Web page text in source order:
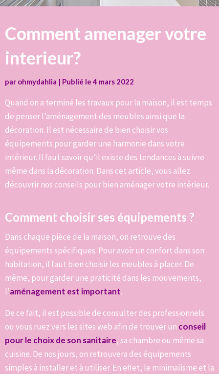
Comment amenager votre
interieur?
par ohmydahlia | Publié le4 mars 2022
Quand on a terminé les travaux pour la maison, il est temps
de penser l’aménagement des meubles ainsi que la
décoration. Il est nécessaire de bien choisir vos
équipements pour garder une harmonie dans votre
intérieur. Il faut savoir qu’il existe des tendances à suivre
même dans la décoration. Dans cet article, vous allez
découvrir nos conseils pour bien aménager votre intérieur.
Comment choisir ses équipements ?
Dans chaque pièce de la maison, on retrouve des
équipements spécifiques. Pour avoir un confort dans son
habitation, il faut bien choisir les meubles à placer. De
même, pour garder une praticité dans les mouvements,
l’aménagement est important.
De ce fait, il est possible de consulter des professionnels
ou vous ruez vers les sites web afin de trouver un conseil
pour le choix de son sanitaire, sa chambre ou même sa
cuisine. De nos jours, on retrouvera des équipements
simples à installer et à utiliser. En effet, le minimalisme et la